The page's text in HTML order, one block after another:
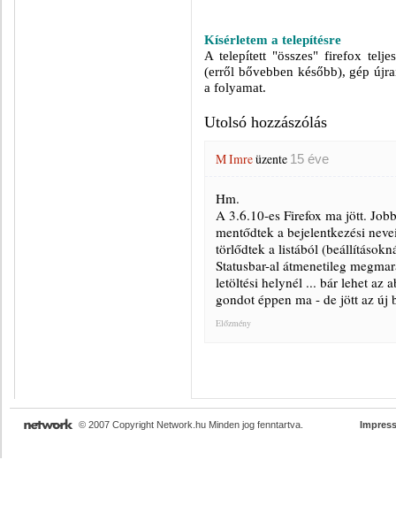
Kísérletem a telepítésre
A telepített "összes" firefox
(erről bővebben később), gép
a folyamat.
Utolsó hozzászólás
M Imreüzente 15 éve
Hm.
A 3.6.10-es Firefox ma jött.
mentődtek a bejelentkezési
törlődtek a listából
Statusbar-al átmenetileg
letöltési helynél ... bár lehet az
gondot éppen ma - de jött az új
Előzmény
© 2007 Copyright Network.hu Minden jog fenntartva.